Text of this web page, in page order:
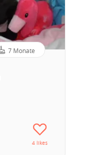
7 Monate
4 likes